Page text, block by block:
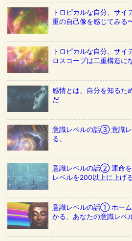
トロピカルな自分、サ
重の自己像を感じてみる
トロピカルな自分、サ
ロスコープは二重構造に
感情とは、自分を知るた
だ
意識レベルの話③ 意識レ
る。
意識レベルの話② 運命
レベルを200以上に上げ
意識レベルの話① ホー
かる、あなたの意識レベ